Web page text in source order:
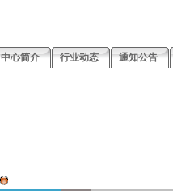
中心简介 行业动态 通知公告